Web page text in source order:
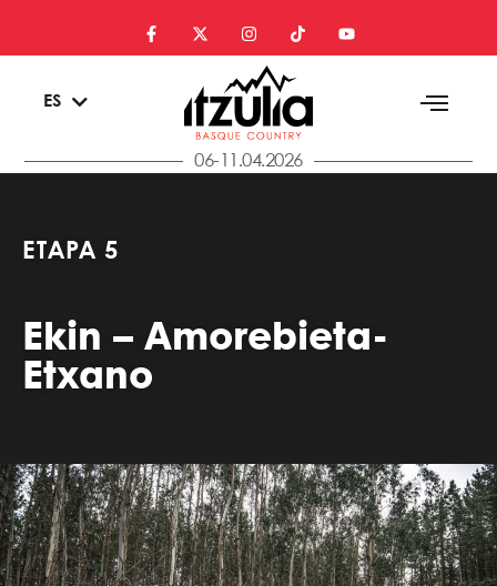
ES
EN
06-11.04.2026
ETAPA 5
Ekin – Amorebieta-
Etxano